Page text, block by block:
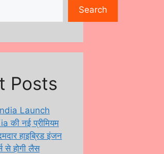
Search
Posts
Launch
की नई प्रीमियम
हाइब्रिड इंजन
से होगी लैस